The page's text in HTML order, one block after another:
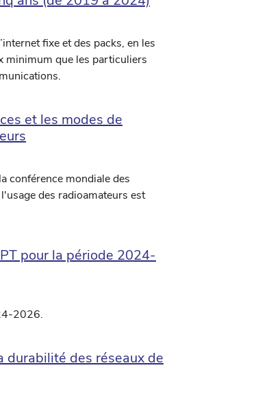
fixe et des packs, en les
minimum que les particuliers
et les modes de
conférence mondiale des
des radioamateurs est
pour la période 2024-
2026.
durabilité des réseaux de